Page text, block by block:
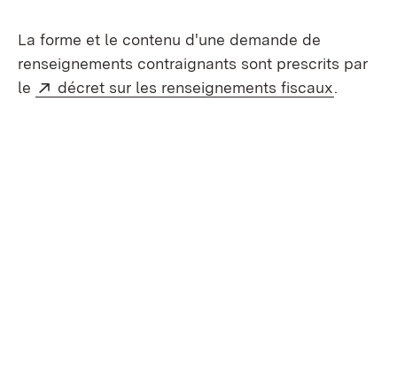
La forme et le contenu d'une demande de
renseignements contraignants sont prescrits par
le
Externe:
décret sur les renseignements fiscaux.